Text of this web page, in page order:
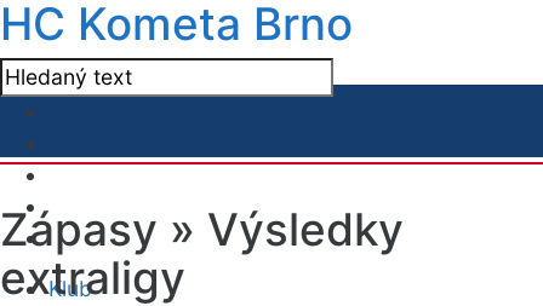
HC Kometa Brno
Klub
Zápasy » Výsledky
extraligy